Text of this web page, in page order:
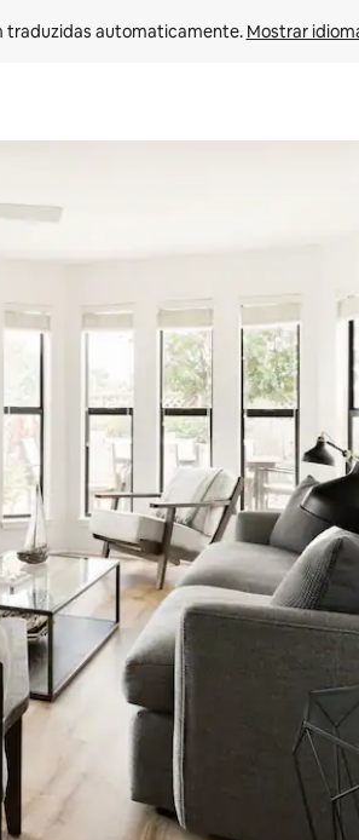
traduzidas automaticamente. Mostrar
cima e para baixo do teclado ou tocando